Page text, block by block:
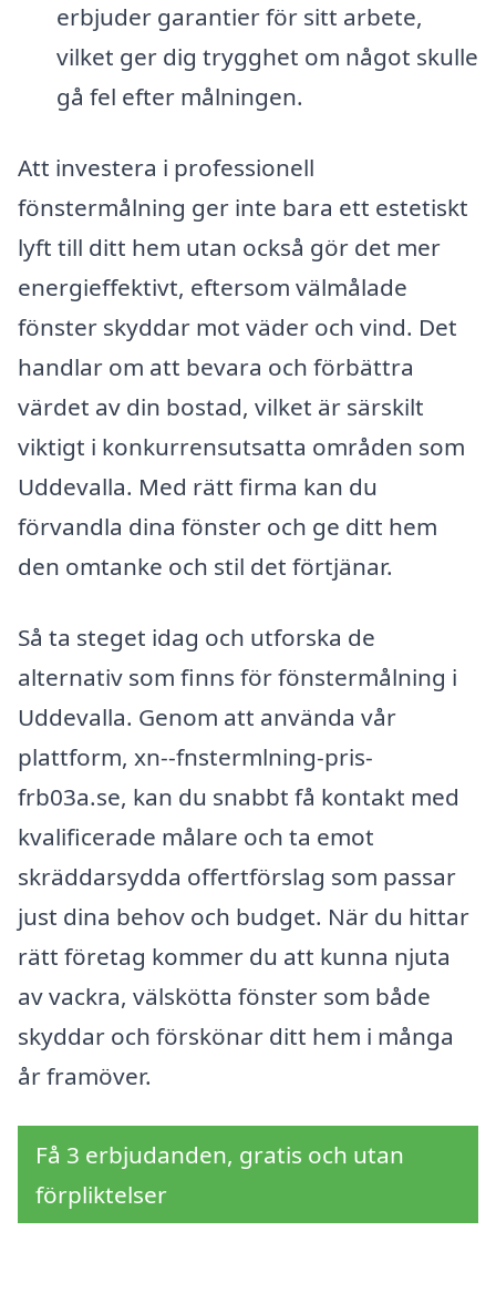
erbjuder garantier för sitt arbete,
vilket ger dig trygghet om något skulle
gå fel efter målningen.
Att investera i professionell
fönstermålning ger inte bara ett estetiskt
lyft till ditt hem utan också gör det mer
energieffektivt, eftersom välmålade
fönster skyddar mot väder och vind. Det
handlar om att bevara och förbättra
värdet av din bostad, vilket är särskilt
viktigt i konkurrensutsatta områden som
Uddevalla. Med rätt firma kan du
förvandla dina fönster och ge ditt hem
den omtanke och stil det förtjänar.
Så ta steget idag och utforska de
alternativ som finns för fönstermålning i
Uddevalla. Genom att använda vår
plattform, xn--fnstermlning-pris-
frb03a.se, kan du snabbt få kontakt med
kvalificerade målare och ta emot
skräddarsydda offertförslag som passar
just dina behov och budget. När du hittar
rätt företag kommer du att kunna njuta
av vackra, välskötta fönster som både
skyddar och förskönar ditt hem i många
år framöver.
Få 3 erbjudanden, gratis och utan
förpliktelser